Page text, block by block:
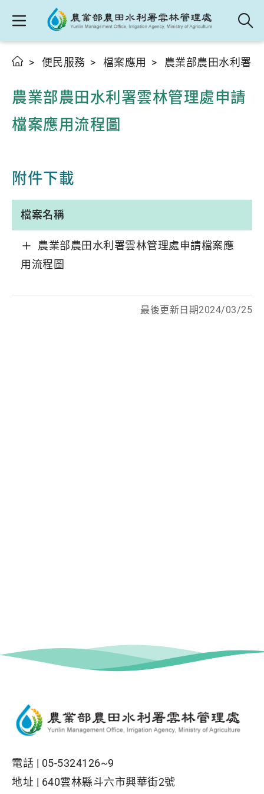
便民服務 檔案應用 農業部農田水利署
農業部農田水利署雲林管理處申請
檔案應用流程圖
附件下載
檔案名稱
農業部農田水利署雲林管理處申請檔案應
用流程圖
最後更新日期2024/03/25
電話 | 05-5324126~9
地址 | 640雲林縣斗六市興華街2號